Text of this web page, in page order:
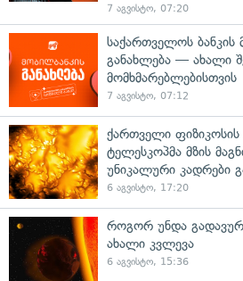
7 აგვისტო, 07:20
საქართველოს ბანკის
განახლება — ახალი
მომხმარებლებისთვის
7 აგვისტო, 07:12
ქართველი
ტელესკოპმა მზის
უნიკალური კადრები
6 აგვისტო, 17:20
როგორ უნდა
ახალი კვლევა
6 აგვისტო, 15:36